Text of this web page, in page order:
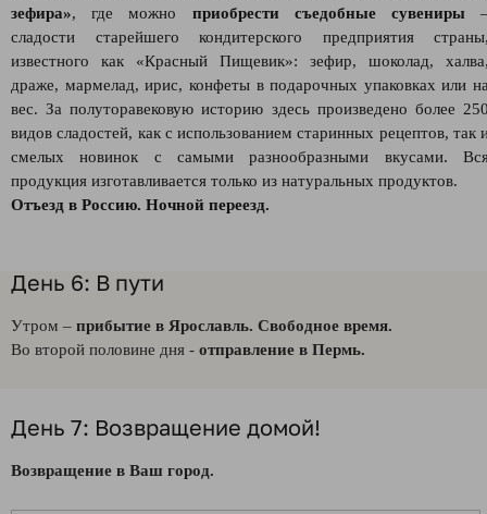
зефира», где можно приобрести съедобные сувениры
сладости старейшего кондитерского предприятия
известного как «Красный Пищевик»: зефир, шоколад,
драже, мармелад, ирис, конфеты в подарочных упаковках или
вес. За полуторавековую историю здесь произведено более
видов сладостей, как с использованием старинных рецептов, так
смелых новинок с самыми разнообразными вкусами.
продукция изготавливается только из натуральных продуктов.
Отъезд в Россию. Ночной переезд.
День 6: В пути
Утром – прибытие в Ярославль. Свободное время.
Во второй половине дня - отправление в Пермь.
День 7: Возвращение домой!
Возвращение в Ваш город.